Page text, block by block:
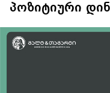
პოზიტიური